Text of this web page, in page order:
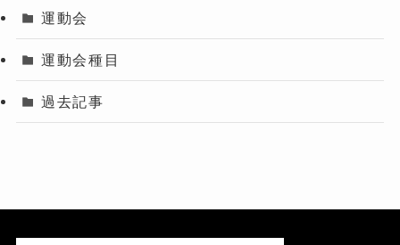
運動会
運動会種目
過去記事